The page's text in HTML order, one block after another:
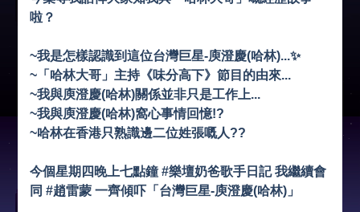
啦？
~我是怎樣認識到這位台灣巨星-庾澄慶(哈林)...✨
~「哈林大哥」主持《味分高下》節目的由來...
~我與庾澄慶(哈林)關係並非只是工作上...
~我與庾澄慶(哈林)窩心事情回憶!?
~哈林在香港只熟識邊二位姓張嘅人??
今個星期四晚上七點鐘 #樂壇奶爸歌手日記 我繼續會
同 #趙雷蒙 一齊傾吓「台灣巨星-庾澄慶(哈林)」